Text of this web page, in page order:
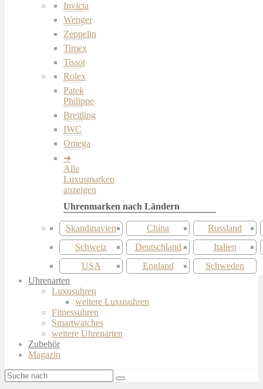
Invicta
Wenger
Zeppelin
Timex
Tissot
Rolex
Patek
Philippe
Breitling
IWC
Omega
Alle
Luxusmarken
anzeigen
Skandinavien China
Russland
Schweiz
Deutschland
Italien
USA
England
Schweden
Uhrenarten
Luxusuhren
weitere Luxusuhren
Fitnessuhren
Smartwatches
weitere Uhrenarten
Zubehör
Magazin